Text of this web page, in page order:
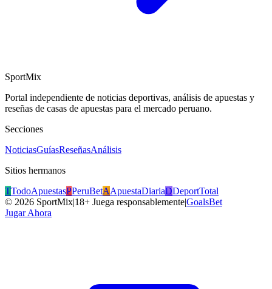
SportMix
Portal independiente de noticias deportivas, análisis de apuestas y
reseñas de casas de apuestas para el mercado peruano.
Secciones
NoticiasGuíasReseñasAnálisis
Sitios hermanos
TTodoApuestasPPeruBetAApuestaDiariaDDeportTotal
© 2026 SportMix|18+ Juega responsablemente|GoalsBet
Jugar Ahora